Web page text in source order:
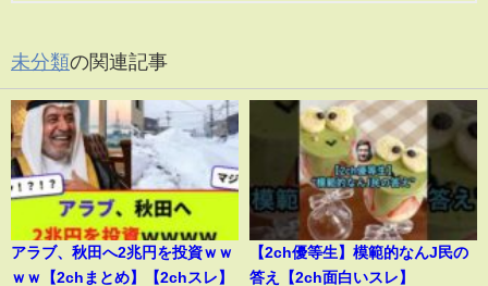
未分類の関連記事
アラブ、秋田へ2兆円を投資ｗｗ
ｗｗ【2chまとめ】【2chスレ】
【2ch優等生】模範的なんJ民の
答え【2ch面白いスレ】